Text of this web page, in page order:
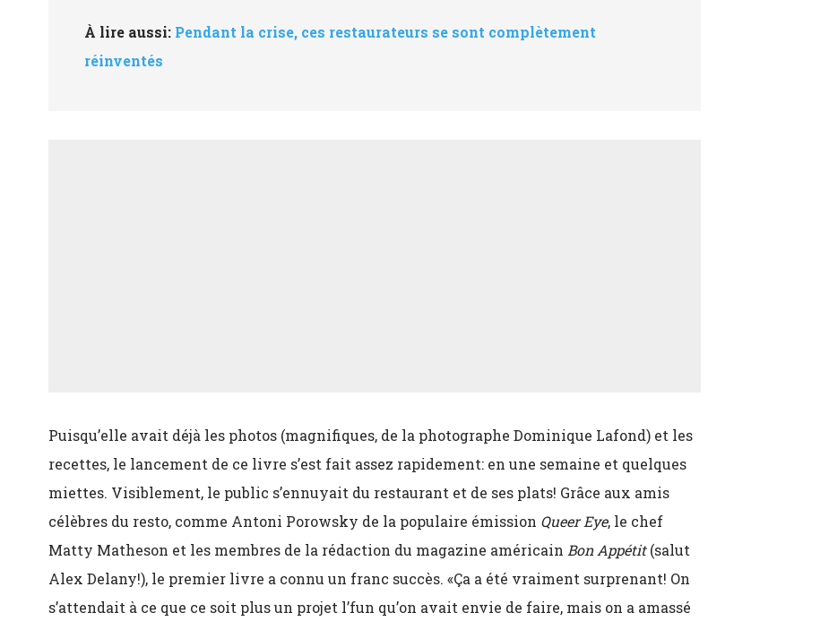
À lire aussi: Pendant la crise, ces restaurateurs se sont complètement
réinventés